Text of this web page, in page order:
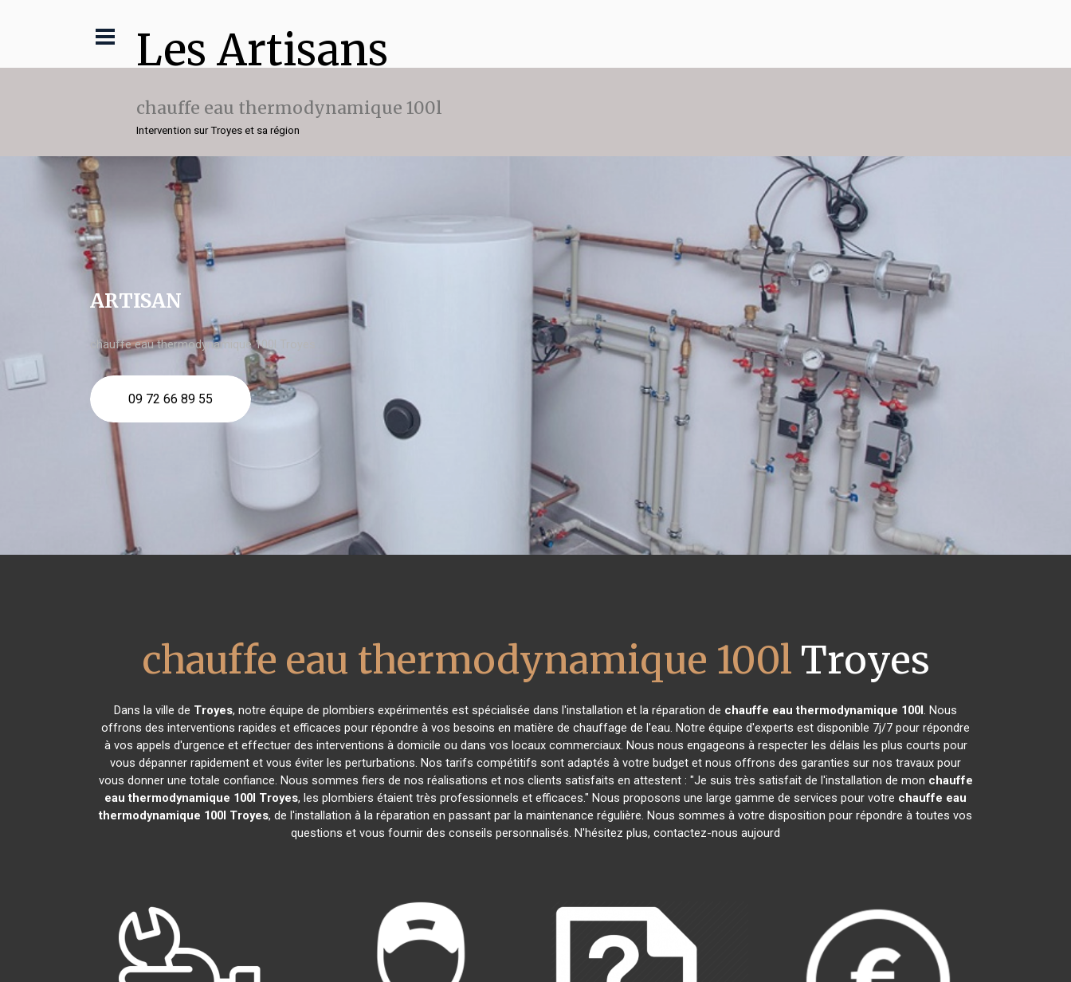
Les Artisans
chauffe eau thermodynamique 100l
Intervention sur Troyes et sa région
ARTISAN
chauffe eau thermodynamique 100l Troyes
09 72 66 89 55
chauffe eau thermodynamique 100l Troyes
Dans la ville de Troyes, notre équipe de plombiers expérimentés est spécialisée dans l'installation et la réparation de chauffe eau thermodynamique 100l. Nous
offrons des interventions rapides et efficaces pour répondre à vos besoins en matière de chauffage de l'eau. Notre équipe d'experts est disponible 7j/7 pour répondre
à vos appels d'urgence et effectuer des interventions à domicile ou dans vos locaux commerciaux. Nous nous engageons à respecter les délais les plus courts pour
vous dépanner rapidement et vous éviter les perturbations. Nos tarifs compétitifs sont adaptés à votre budget et nous offrons des garanties sur nos travaux pour
vous donner une totale confiance. Nous sommes fiers de nos réalisations et nos clients satisfaits en attestent : "Je suis très satisfait de l'installation de mon chauffe
eau thermodynamique 100l Troyes, les plombiers étaient très professionnels et efficaces." Nous proposons une large gamme de services pour votre chauffe eau
thermodynamique 100l Troyes, de l'installation à la réparation en passant par la maintenance régulière. Nous sommes à votre disposition pour répondre à toutes vos
questions et vous fournir des conseils personnalisés. N'hésitez plus, contactez-nous aujourd